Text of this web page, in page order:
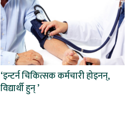
‘इन्टर्न चिकित्सक कर्मचारी होइनन्,
विद्यार्थी हुन् ’